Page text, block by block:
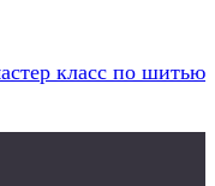
класс по шитью